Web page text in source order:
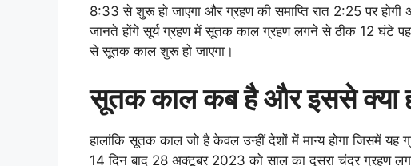
8:33 से शुरू हो जाएगा और ग्रहण की समाप्ति रात 2:25 पर
जानते होंगे सूर्य ग्रहण में सूतक काल ग्रहण लगने से ठीक 12 घंटे
से सूतक काल शुरू हो जाएगा।
सूतक काल कब है और इससे क्या
हालांकि सूतक काल जो है केवल उन्हीं देशों में मान्य होगा जिसमें
14 दिन बाद 28 अक्टूबर 2023 को साल का दूसरा चंद्र ग्रहण